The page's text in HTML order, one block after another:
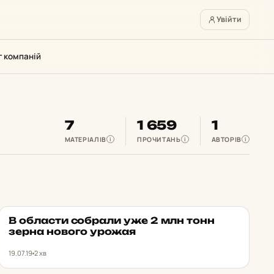
Увійти
компаній
7
МАТЕРІАЛІВ i
1 659
ПРОЧИТАНЬ i
1
АВТОРІВ i
НОВИНИ ХАРКОВА ★ ОБРАНЕ
В об­лас­ти соб­ра­ли уже 2 млн тонн
зерна нового урожая
19.07.19 2 хв